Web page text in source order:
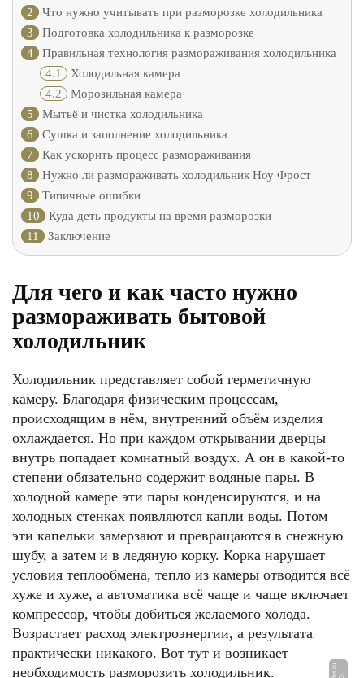
2
Что нужно учитывать при разморозке холодильника
3
Подготовка холодильника к разморозке
4
Правильная технология размораживания холодильника
4.1 Холодильная камера
4.2 Морозильная камера
5
Мытьё и чистка холодильника
6
Сушка и заполнение холодильника
7
Как ускорить процесс размораживания
8
Нужно ли размораживать холодильник Ноу Фрост
9
Типичные ошибки
10
Куда деть продукты на время разморозки
11
Заключение
Для чего и как часто нужно
размораживать бытовой
холодильник
Холодильник представляет собой герметичную
камеру. Благодаря физическим процессам,
происходящим в нём, внутренний объём изделия
охлаждается. Но при каждом открывании дверцы
внутрь попадает комнатный воздух. А он в какой-то
степени обязательно содержит водяные пары. В
холодной камере эти пары конденсируются, и на
холодных стенках появляются капли воды. Потом
эти капельки замерзают и превращаются в снежную
шубу, а затем и в ледяную корку. Корка нарушает
условия теплообмена, тепло из камеры отводится всё
хуже и хуже, а автоматика всё чаще и чаще включает
компрессор, чтобы добиться желаемого холода.
Возрастает расход электроэнергии, а результата
практически никакого. Вот тут и возникает
необходимость разморозить холодильник.